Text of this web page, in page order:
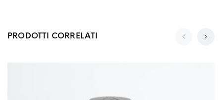
PRODOTTI CORRELATI